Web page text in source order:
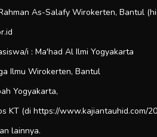
As-Salafy Wirokerten, Bantul
i : Ma'had Al Ilmi Yogyakarta
Ilmu Wirokerten, Bantul
Yogyakarta,
KT (di https://www.kajiantauhid.com/
lainnya.